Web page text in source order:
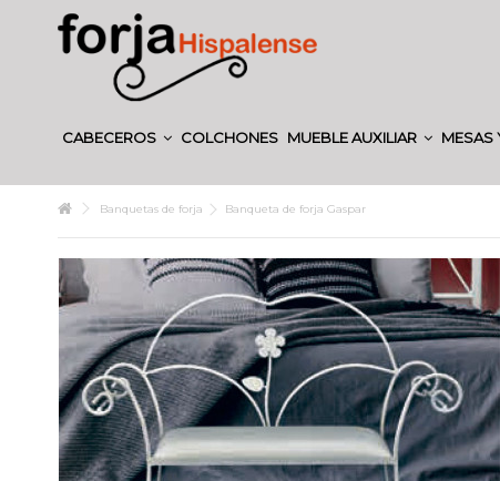
CABECEROS COLCHONES MUEBLE AUXILIAR MESAS
Banquetas de forja Banqueta de forja Gaspar